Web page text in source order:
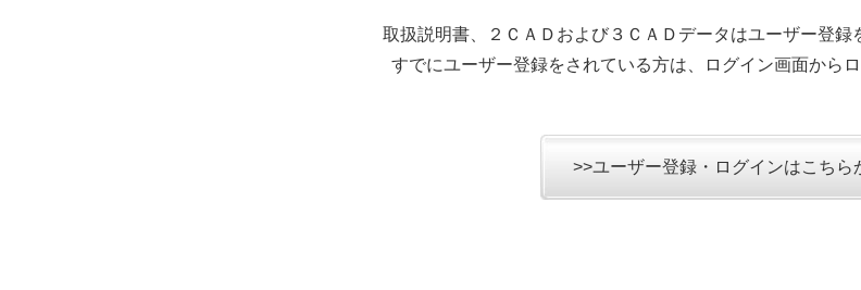
取扱説明書、２ＣＡＤおよび３ＣＡＤデータはユーザー登録
すでにユーザー登録をされている方は、ログイン画面から
>>ユーザー登録・ログインはこちら